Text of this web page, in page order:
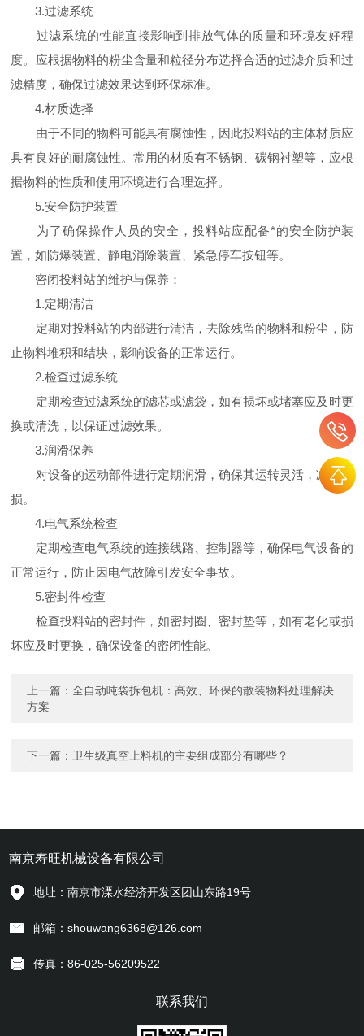
3.过滤系统
过滤系统的性能直接影响到排放气体的质量和环境友好程
度。应根据物料的粉尘含量和粒径分布选择合适的过滤介质和过
滤精度，确保过滤效果达到环保标准。
4.材质选择
由于不同的物料可能具有腐蚀性，因此投料站的主体材质应
具有良好的耐腐蚀性。常用的材质有不锈钢、碳钢衬塑等，应根
据物料的性质和使用环境进行合理选择。
5.安全防护装置
为了确保操作人员的安全，投料站应配备*的安全防护装
置，如防爆装置、静电消除装置、紧急停车按钮等。
密闭投料站的维护与保养：
1.定期清洁
定期对投料站的内部进行清洁，去除残留的物料和粉尘，防
止物料堆积和结块，影响设备的正常运行。
2.检查过滤系统
定期检查过滤系统的滤芯或滤袋，如有损坏或堵塞应及时更
换或清洗，以保证过滤效果。
3.润滑保养
对设备的运动部件进行定期润滑，确保其运转灵活，减少磨
损。
4.电气系统检查
定期检查电气系统的连接线路、控制器等，确保电气设备的
正常运行，防止因电气故障引发安全事故。
5.密封件检查
检查投料站的密封件，如密封圈、密封垫等，如有老化或损
坏应及时更换，确保设备的密闭性能。
上一篇：全自动吨袋拆包机：高效、环保的散装物料处理解决
方案
下一篇： 卫生级真空上料机的主要组成部分有哪些？
南京寿旺机械设备有限公司
地址：南京市溧水经济开发区团山东路19号
邮箱：shouwang6368@126.com
传真：86-025-56209522
联系我们